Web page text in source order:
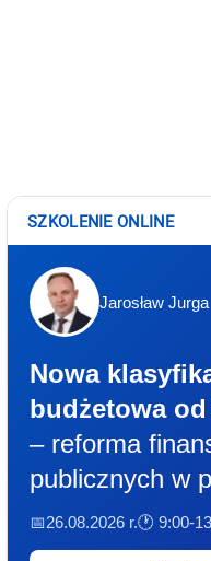
SZKOLENIE ONLINE
Jarosław Jurga
Nowa
budżetowa od
– reforma
publicznych w
📅26.08.2026 r.🕐 9:00-